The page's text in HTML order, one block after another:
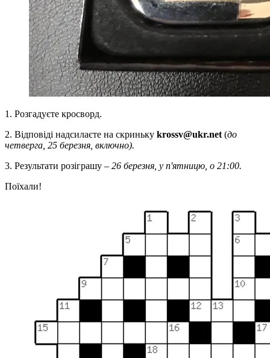
1. Розгадуєте кросворд.
2. Відповіді надсилаєте на скриньку krossv@ukr.net (до
четверга, 25 березня, включно).
3. Результати розіграшу – 26 березня, у п'ятницю, о 21:00.
Поїхали!